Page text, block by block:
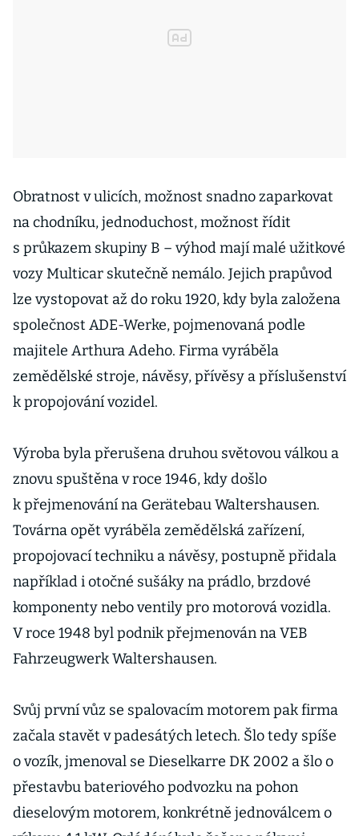
Obratnost v ulicích, možnost snadno zaparkovat
na chodníku, jednoduchost, možnost řídit
s průkazem skupiny B – výhod mají malé užitkové
vozy Multicar skutečně nemálo. Jejich prapůvod
lze vystopovat až do roku 1920, kdy byla založena
společnost ADE-Werke, pojmenovaná podle
majitele Arthura Adeho. Firma vyráběla
zemědělské stroje, návěsy, přívěsy a příslušenství
k propojování vozidel.
Výroba byla přerušena druhou světovou válkou a
znovu spuštěna v roce 1946, kdy došlo
k přejmenování na Gerätebau Waltershausen.
Továrna opět vyráběla zemědělská zařízení,
propojovací techniku a návěsy, postupně přidala
například i otočné sušáky na prádlo, brzdové
komponenty nebo ventily pro motorová vozidla.
V roce 1948 byl podnik přejmenován na VEB
Fahrzeugwerk Waltershausen.
Svůj první vůz se spalovacím motorem pak firma
začala stavět v padesátých letech. Šlo tedy spíše
o vozík, jmenoval se Dieselkarre DK 2002 a šlo o
přestavbu bateriového podvozku na pohon
dieselovým motorem, konkrétně jednoválcem o